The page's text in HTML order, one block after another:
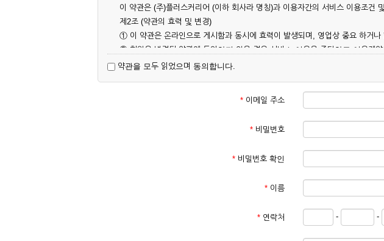
이 약관은 (주)플러스커리어 (이하 회사라 명칭)과 이용자간의 서비스 이용조건
제2조 (약관의 효력 및 변경)
① 이 약관은 온라인으로 게시함과 동시에 효력이 발생되며, 영업상 중요 하거
② 회원은 변경된 약관에 동의하지 않을 경우 서비스 이용을 중단하고 이용계
대해 동의한 것으로 간주됩니다.
제3조 (약관의 외 준칙)
이 약관에 명시되지 않은 사항은 회사의 공지, 이용안내 및 기타 관계법령의 규정
① 서비스 이용계약은 서비스 이용 희망자가 본 약관에 동의한 후 신청자의 실
② 회원가입시 입력한 ID는 변경할 수 없으며, 회원 1인당 한 개의 ID가 발급됩
③ 회사는 아래의 각 호에 해당하는 이용자에 대하여는 가입을 거절하거나 취
약관을 모두 읽었으며 동의합니다.
* 이메일 주소
* 비밀번호
* 비밀번호 확인
* 이름
* 연락처 - -